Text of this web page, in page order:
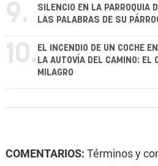
9.
SILENCIO EN LA PARROQUIA
LAS PALABRAS DE SU
10. EL INCENDIO DE UN COCHE
LA AUTOVÍA DEL CAMINO: EL
MILAGRO
COMENTARIOS: Términos y